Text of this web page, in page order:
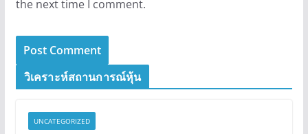
the next time I comment.
วิเคราะห์สถานการณ์หุ้น
UNCATEGORIZED